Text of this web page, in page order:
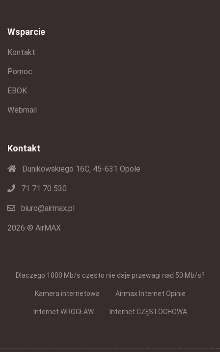
Wsparcie
Kontakt
Pomoc
EBOK
Webmail
Kontakt
Dunikowskiego 16C, 45-631 Opole
71 71 70 530
biuro@airmax.pl
2026 © AirMAX
Dlaczego 1000 Mb/s często nie daje przewagi nad 50 Mb/s?
Kamera internetowa Airmax Internet Opinie
Internet WROCŁAW Internet CZĘSTOCHOWA